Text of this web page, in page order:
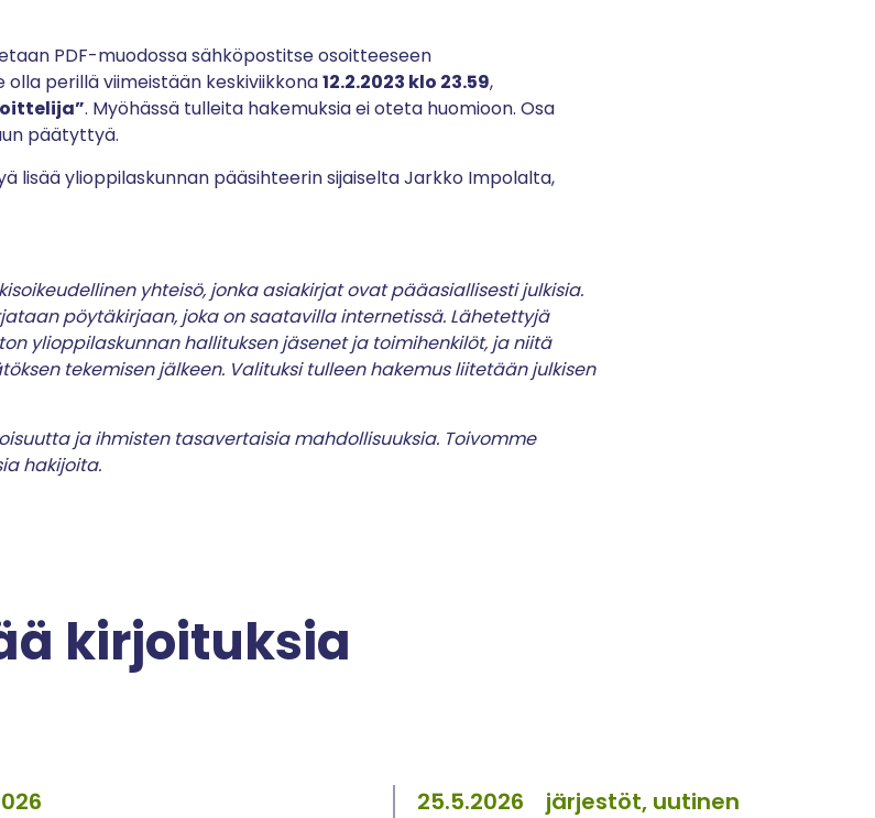
PDF-muodossa sähköpostitse osoitteeseen
perillä viimeistään keskiviikkona12.2.2023 klo 23.59,
. Myöhässä tulleita hakemuksia ei oteta huomioon. Osa
päätyttyä.
lisää ylioppilaskunnan pääsihteerin sijaiselta Jarkko Impolalta,
yhteisö, jonka asiakirjat ovat pääasiallisesti julkisia.
pöytäkirjaan, joka on saatavilla internetissä. Lähetettyjä
ylioppilaskunnan hallituksen jäsenet ja toimihenkilöt, ja niitä
tekemisen jälkeen. Valituksi tulleen hakemus liitetään julkisen
ja ihmisten tasavertaisia mahdollisuuksia. Toivomme
hakijoita.
kirjoituksia
25.5.2026 järjestöt, uutinen